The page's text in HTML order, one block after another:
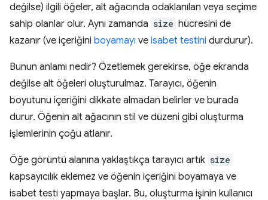
değilse) ilgili öğeler, alt ağacında odaklanılan veya seçime
sahip olanlar olur. Aynı zamanda size hücresini de
kazanır (ve içeriğini boyamayı ve isabet testini durdurur).
Bunun anlamı nedir? Özetlemek gerekirse, öğe ekranda
değilse alt öğeleri oluşturulmaz. Tarayıcı, öğenin
boyutunu içeriğini dikkate almadan belirler ve burada
durur. Öğenin alt ağacının stil ve düzeni gibi oluşturma
işlemlerinin çoğu atlanır.
Öğe görüntü alanına yaklaştıkça tarayıcı artık size
kapsayıcılık eklemez ve öğenin içeriğini boyamaya ve
isabet testi yapmaya başlar. Bu, oluşturma işinin kullanıcı